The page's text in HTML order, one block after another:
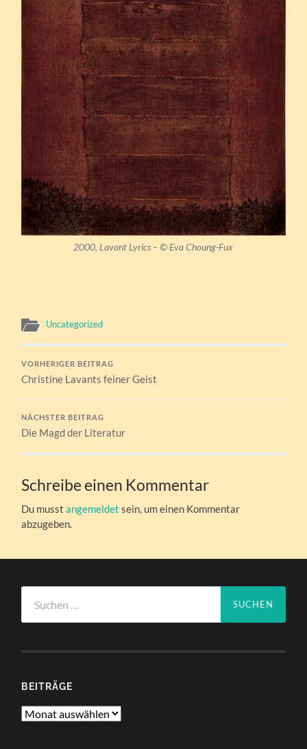
2000, Lavant Lyrics – © Eva Choung-Fux
Uncategorized
VORHERIGER BEITRAG
Christine Lavants feiner Geist
NÄCHSTER BEITRAG
Die Magd der Literatur
Schreibe einen Kommentar
Du musstangemeldet sein, um einen Kommentar
abzugeben.
nach:
BEITRÄGE
Beiträge